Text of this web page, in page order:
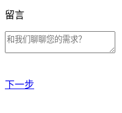
留言
下一步